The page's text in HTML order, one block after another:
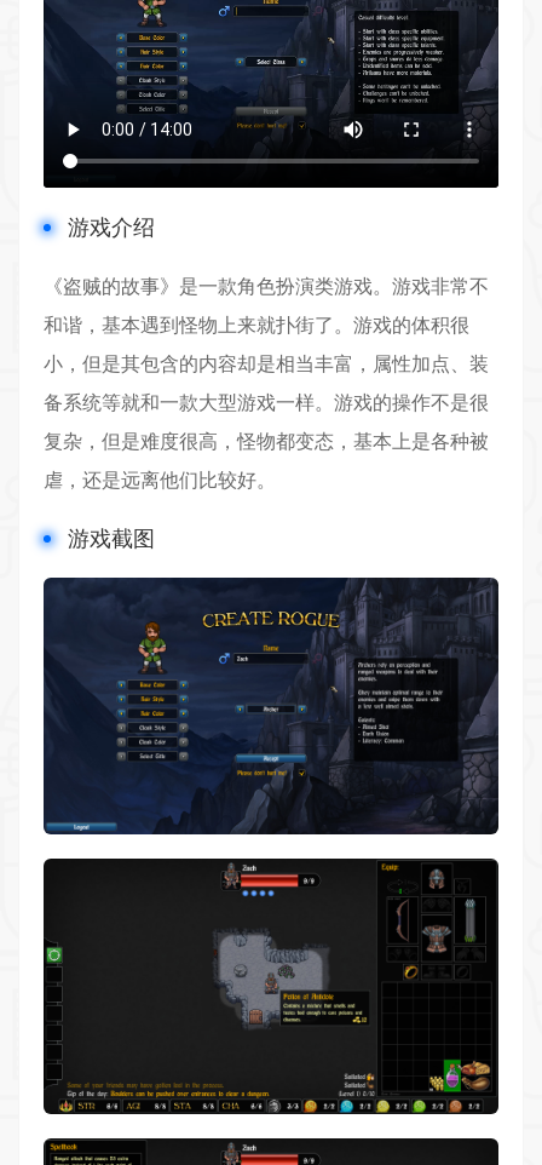
游戏介绍
《盗贼的故事》是一款角色扮演类游戏。游戏非常不
和谐，基本遇到怪物上来就扑街了。游戏的体积很
小，但是其包含的内容却是相当丰富，属性加点、装
备系统等就和一款大型游戏一样。游戏的操作不是很
复杂，但是难度很高，怪物都变态，基本上是各种被
虐，还是远离他们比较好。
游戏截图